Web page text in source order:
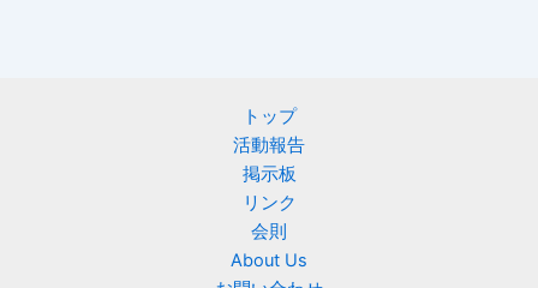
トップ
活動報告
掲示板
リンク
会則
About Us